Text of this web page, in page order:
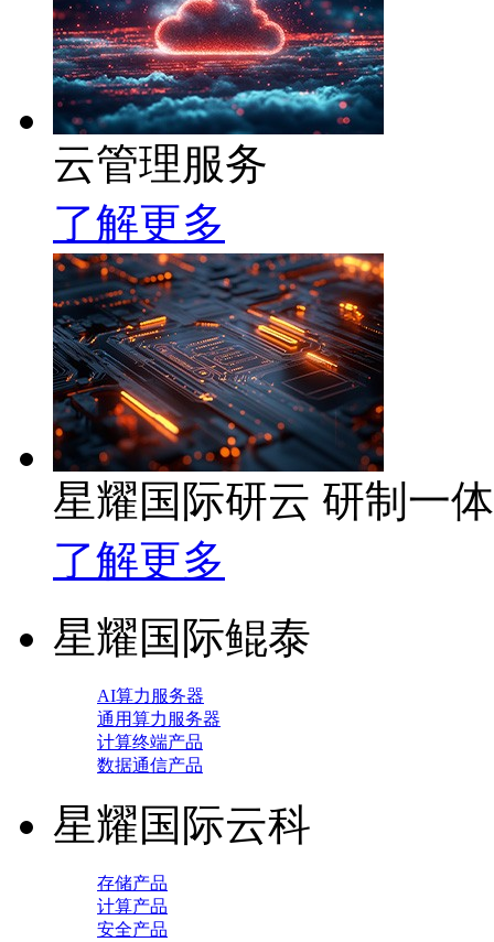
云管理服务
了解更多
星耀国际研云 研制一
了解更多
星耀国际鲲泰
AI算力服务器
通用算力服务器
计算终端产品
数据通信产品
星耀国际云科
存储产品
计算产品
安全产品